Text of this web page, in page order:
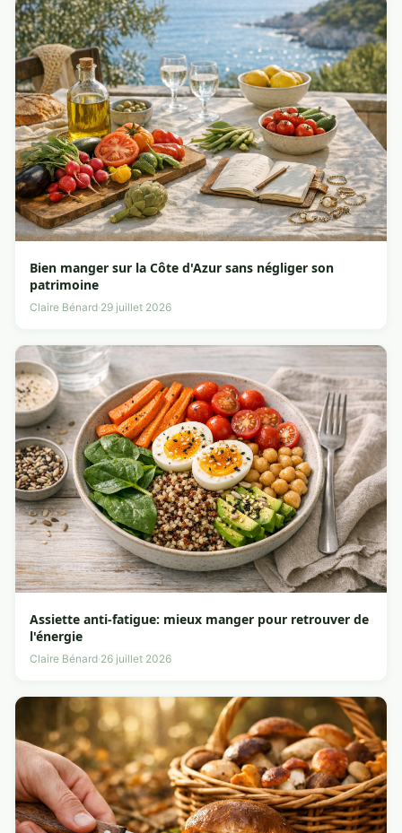
Bien manger sur la Côte d'Azur sans négliger son
patrimoine
Claire Bénard·29 juillet 2026
Assiette anti-fatigue: mieux manger pour retrouver de
l'énergie
Claire Bénard·26 juillet 2026